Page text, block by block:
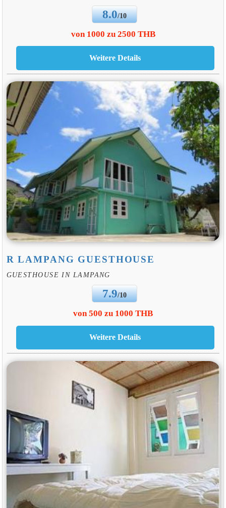
8.0/10
von 1000 zu 2500 THB
R LAMPANG GUESTHOUSE
GUESTHOUSE IN LAMPANG
7.9/10
von 500 zu 1000 THB